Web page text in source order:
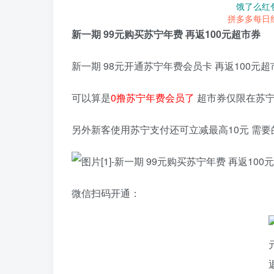
饿了么红
拼多多每日
新一期 99元购买苏宁年费 再返100元超市券
新一期 98元开通苏宁年费会员卡 再返100元
可以算是0撸苏宁年费会员了 超市券仅限在苏
另外新客使用苏宁支付还可立减最高10元 需
微信扫码开通：